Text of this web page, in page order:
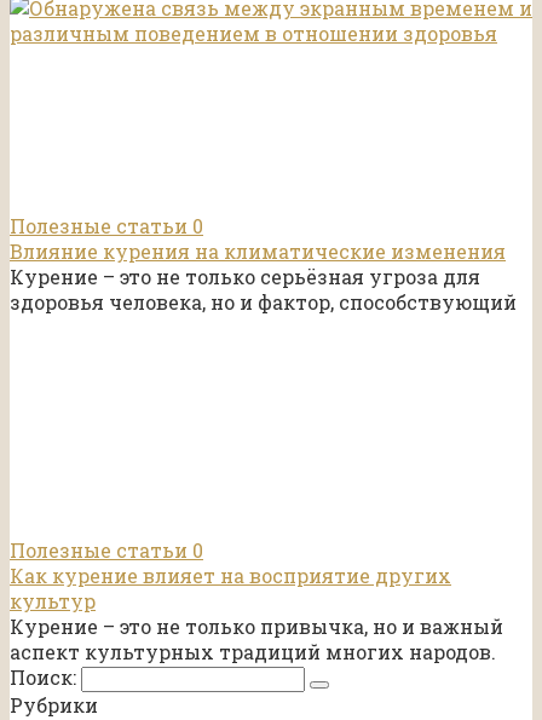
Полезные статьи 0
Влияние курения на климатические изменения
Курение – это не только серьёзная угроза для
здоровья человека, но и фактор, способствующий
Полезные статьи 0
Как курение влияет на восприятие других
культур
Курение – это не только привычка, но и важный
аспект культурных традиций многих народов.
Поиск:
Рубрики